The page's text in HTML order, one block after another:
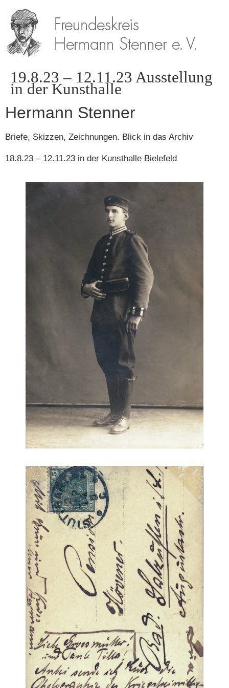
19.8.23 – 12.11.23 Ausstellung
in der Kunsthalle
Hermann Stenner
Briefe, Skizzen, Zeichnungen. Blick in das Archiv
18.8.23 – 12.11.23 in der Kunsthalle Bielefeld